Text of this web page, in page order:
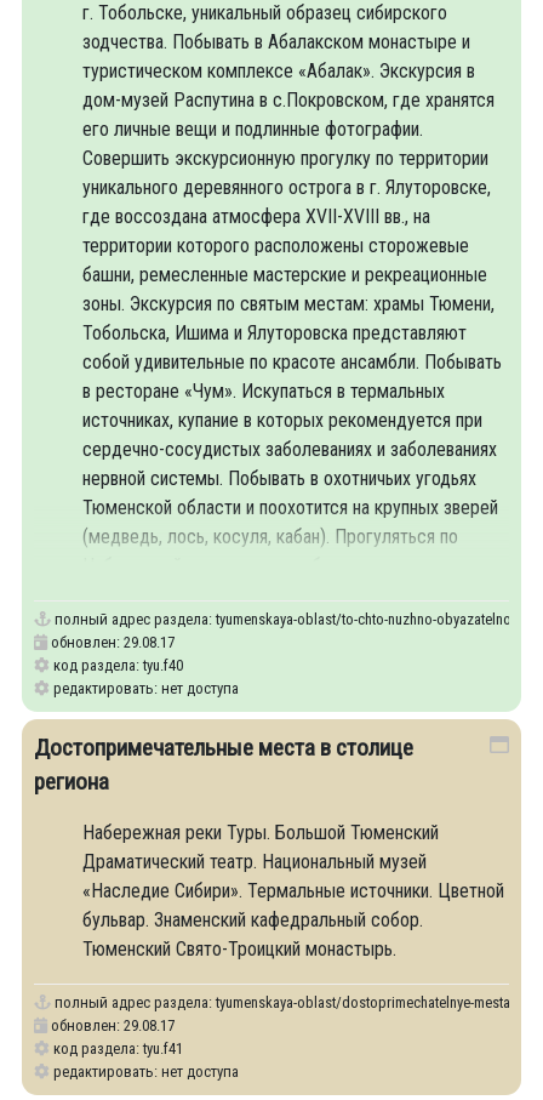
г. Тобольске, уникальный образец сибирского
зодчества. Побывать в Абалакском монастыре и
туристическом комплексе «Абалак». Экскурсия в
дом-музей Распутина в с.Покровском, где хранятся
его личные вещи и подлинные фотографии.
Совершить экскурсионную прогулку по территории
уникального деревянного острога в г. Ялуторовске,
где воссоздана атмосфера XVII-XVIII вв., на
территории которого расположены сторожевые
башни, ремесленные мастерские и рекреационные
зоны. Экскурсия по святым местам: храмы Тюмени,
Тобольска, Ишима и Ялуторовска представляют
собой удивительные по красоте ансамбли. Побывать
в ресторане «Чум». Искупаться в термальных
источниках, купание в которых рекомендуется при
сердечно-сосудистых заболеваниях и заболеваниях
нервной системы. Побывать в охотничьих угодьях
Тюменской области и поохотится на крупных зверей
(медведь, лось, косуля, кабан). Прогуляться по
полный адрес раздела:tyumenskaya-oblast/to-chto-nuzhno-obyazatelno-
обновлен: 29.08.17
код раздела: tyu.f40
редактировать: нет доступа
Достопримечательные места в столице
региона
Набережная реки Туры. Большой Тюменский
Драматический театр. Национальный музей
«Наследие Сибири». Термальные источники. Цветной
бульвар. Знаменский кафедральный собор.
Тюменский Свято-Троицкий монастырь.
полный адрес раздела:tyumenskaya-oblast/dostoprimechatelnye-mesta-v-
обновлен: 29.08.17
код раздела: tyu.f41
редактировать: нет доступа